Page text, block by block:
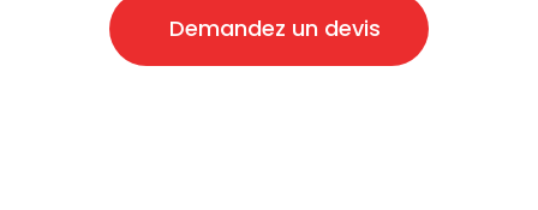
Demandez un devis